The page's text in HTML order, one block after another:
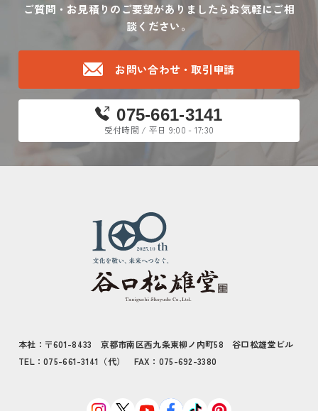
ご質問・お見積りのご要望がありましたらお気軽にご相
談ください。
お問い合わせ・取引申請
075-661-3141
受付時間 / 平日 9:00 - 17:30
本社：〒601-8433 京都市南区西九条東柳ノ内町58 谷口松雄堂ビル
TEL：075-661-3141（代） FAX：075-692-3380